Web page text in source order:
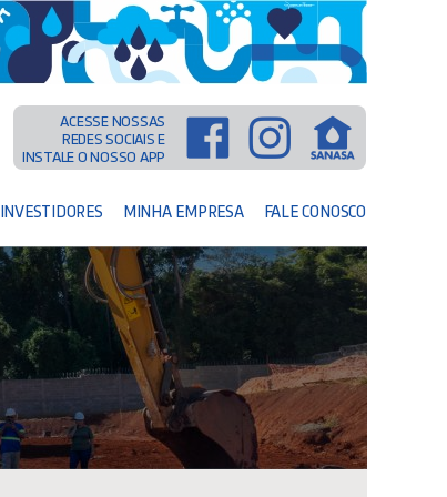
ACESSE NOSSAS
REDES SOCIAIS E
INSTALE O NOSSO APP
INVESTIDORES MINHA EMPRESA FALE CONOSCO